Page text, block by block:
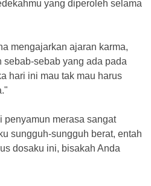
yang diperoleh selama
mengajarkan ajaran karma,
sebab-sebab yang ada pada
hari ini mau tak mau harus
penyamun merasa sangat
sungguh-sungguh berat, entah
dosaku ini, bisakah Anda